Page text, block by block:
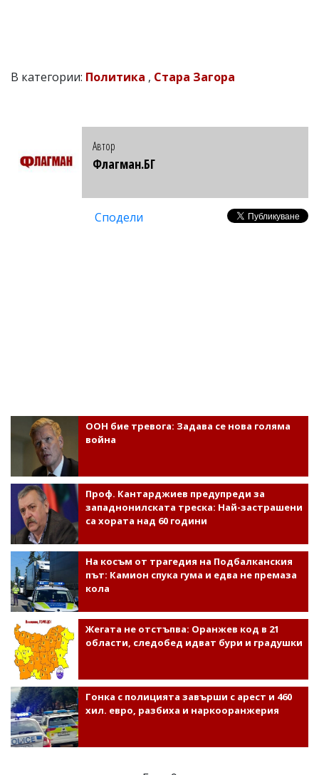
В категории: Политика , Стара Загора
Автор
Флагман.БГ
Сподели
ООН бие тревога: Задава се нова голяма
война
Проф. Кантарджиев предупреди за
западнонилската треска: Най-застрашени
са хората над 60 години
На косъм от трагедия на Подбалканския
път: Камион спука гума и едва не премаза
кола
Жегата не отстъпва: Оранжев код в 21
области, следобед идват бури и градушки
Гонка с полицията завърши с арест и 460
хил. евро, разбиха и наркооранжерия